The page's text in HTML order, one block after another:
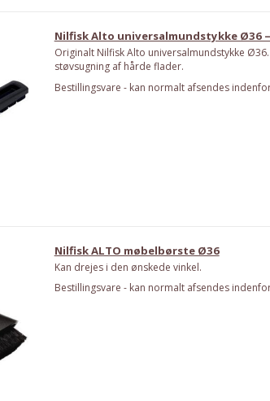
Nilfisk Alto universalmundstykke Ø36
Originalt Nilfisk Alto universalmundstykke
støvsugning af hårde flader.
Bestillingsvare - kan normalt afsendes
Nilfisk ALTO møbelbørste Ø36
Kan drejes i den ønskede vinkel.
Bestillingsvare - kan normalt afsendes